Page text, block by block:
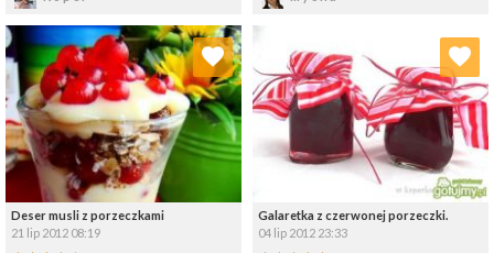
Deser musli z porzeczkami
21 lip 2012 08:19
Dodaj do ulubionych
Wybierz listę:
Galaretka z czerwonej porzeczki.
04 lip 2012 23:33
Dodaj do ulubionych
Wybierz listę: